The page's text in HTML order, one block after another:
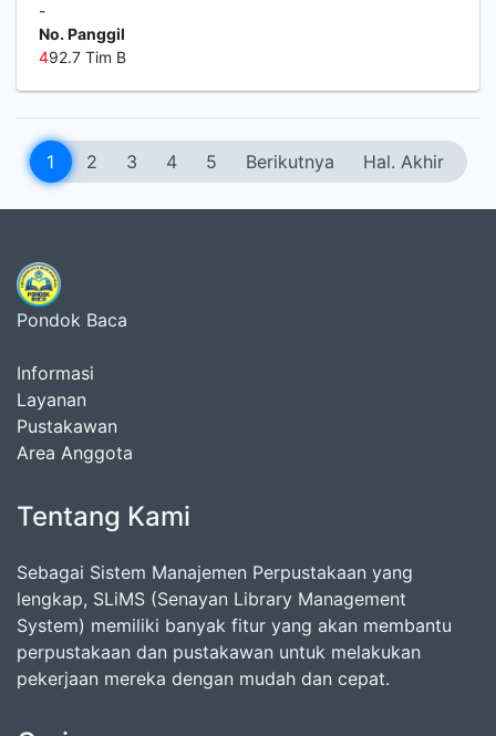
-
No. Panggil
492.7 Tim B
1 2 3 4 5 Berikutnya Hal. Akhir
Pondok Baca
Informasi
Layanan
Pustakawan
Area Anggota
Tentang Kami
Sebagai Sistem Manajemen Perpustakaan yang
lengkap, SLiMS (Senayan Library Management
System) memiliki banyak fitur yang akan membantu
perpustakaan dan pustakawan untuk melakukan
pekerjaan mereka dengan mudah dan cepat.